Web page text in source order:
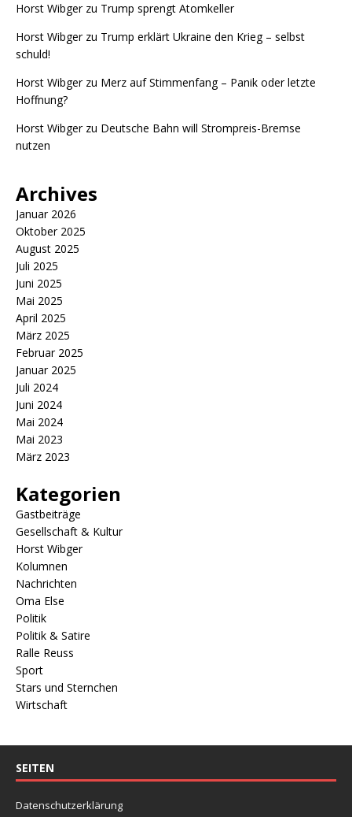
Horst Wibgerzu Trump sprengt Atomkeller
Horst Wibgerzu Trump erklärt Ukraine den Krieg – selbst
schuld!
Horst Wibgerzu Merz auf Stimmenfang – Panik oder letzte
Hoffnung?
Horst Wibgerzu Deutsche Bahn will Strompreis-Bremse
nutzen
Archives
Januar 2026
Oktober 2025
August 2025
Juli 2025
Juni 2025
Mai 2025
April 2025
März 2025
Februar 2025
Januar 2025
Juli 2024
Juni 2024
Mai 2024
Mai 2023
März 2023
Kategorien
Gastbeiträge
Gesellschaft & Kultur
Horst Wibger
Kolumnen
Nachrichten
Oma Else
Politik
Politik & Satire
Ralle Reuss
Sport
Stars und Sternchen
Wirtschaft
SEITEN
Datenschutzerklärung